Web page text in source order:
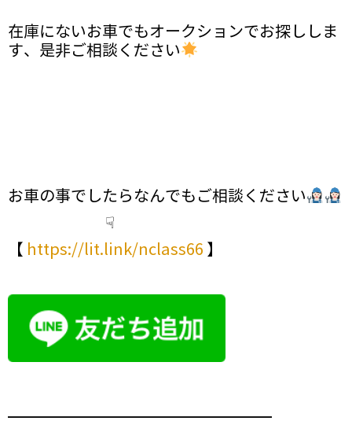
在庫にないお車でもオークションでお探ししま
す、是非ご相談ください
お車の事でしたらなんでもご相談ください
☟
【 https://lit.link/nclass66 】
━━━━━━━━━━━━━━━━━━━━━━━━